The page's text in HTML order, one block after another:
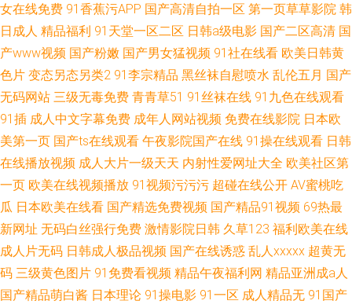
女在线免费 91香蕉污APP 国产高清自拍一区 第一页草草影院 韩
日成人 精品福利 91天堂一区二区 日韩a级电影 国产二区高清 国
产www视频 国产粉嫩 国产男女猛视频 91社在线看 欧美日韩黄
色片 变态另态另类2 91李宗精品 黑丝袜自慰喷水 乱伦五月 国产
无码网站 三级无毒免费 青青草51 91丝袜在线 91九色在线观看
91插 成人中文字幕免费 成年人网站视频 免费在线影院 日本欧
美第一页 国产ts在线观看 午夜影院国产在线 91操在线观看 日韩
在线播放视频 成人大片一级天天 内射性爱网址大全 欧美社区第
一页 欧美在线视频播放 91视频污污污 超碰在线公开 AV蜜桃吃
瓜 日本欧美在线看 国产精选免费视频 国产精品91视频 69热最
新网址 无码白丝强行免费 激情影院日韩 久草123 福利欧美在线
成人片无码 日韩成人极品视频 国产在线诱惑 乱人xxxxx 超黄无
码 三级黄色图片 91免费看视频 精品午夜福利网 精品亚洲成a人
国产精品萌白酱 日本理论 91操电影 91一区 成人精品无 91国产